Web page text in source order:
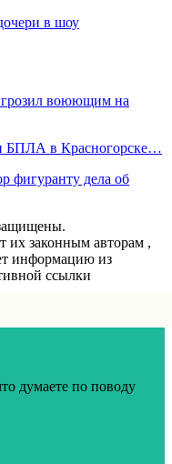
в шоу
воюющим на
БПЛА в Красногорске…
фигуранту дела об
их законным авторам ,
информацию из
ссылки
думаете по поводу